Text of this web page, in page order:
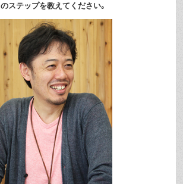
テップを教えてください｡